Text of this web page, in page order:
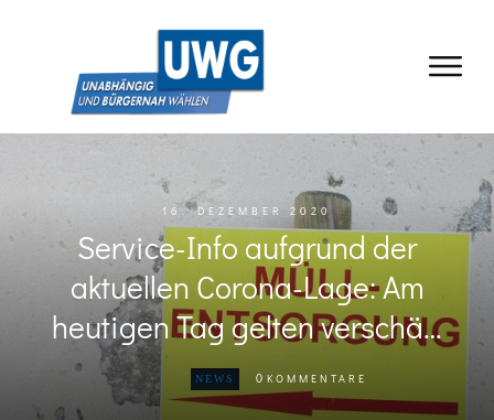
16. DEZEMBER 2020
Service-Info aufgrund der
aktuellen Corona-Lage: Am
heutigen Tag gelten verschä…
NEWS 0 KOMMENTARE